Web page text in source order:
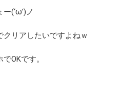
(‘ω’)ノ
リアしたいですよねｗ
OKです。